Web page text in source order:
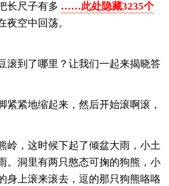
长尺子有多 ……此处隐藏3235个
夜空中回荡。
滚到了哪里？让我们一起来揭晓答
紧紧地缩起来，然后开始滚啊滚，
岭，这时候下起了倾盆大雨，小土
。洞里有两只憨态可掬的狗熊，小
身上滚来滚去，逗的那只狗熊咯咯